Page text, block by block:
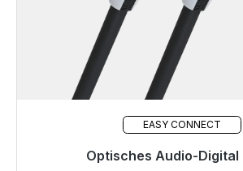
EASY CONNECT
Optisches Audio-Digital
Sofort versandfertig,